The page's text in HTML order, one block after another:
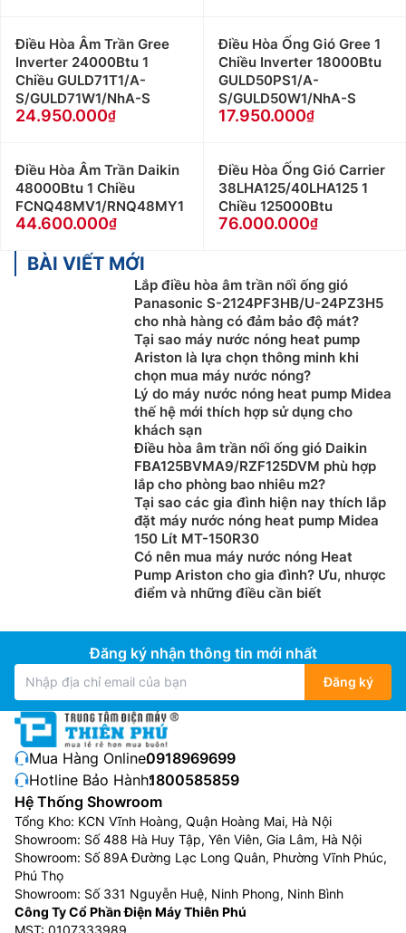
Điều Hòa Âm Trần Gree
Inverter 24000Btu 1
Chiều GULD71T1/A-
S/GULD71W1/NhA-S
24.950.000
Điều Hòa Ống Gió Gree 1
Chiều Inverter 18000Btu
GULD50PS1/A-
S/GULD50W1/NhA-S
17.950.000
Điều Hòa Âm Trần Daikin
48000Btu 1 Chiều
FCNQ48MV1/RNQ48MY1
44.600.000
Điều Hòa Ống Gió Carrier
38LHA125/40LHA125 1
Chiều 125000Btu
76.000.000
BÀI VIẾT MỚI
Lắp điều hòa âm trần nối ống gió
Panasonic S-2124PF3HB/U-24PZ3H5
cho nhà hàng có đảm bảo độ mát?
Tại sao máy nước nóng heat pump
Ariston là lựa chọn thông minh khi
chọn mua máy nước nóng?
Lý do máy nước nóng heat pump Midea
thế hệ mới thích hợp sử dụng cho
khách sạn
Điều hòa âm trần nối ống gió Daikin
FBA125BVMA9/RZF125DVM phù hợp
lắp cho phòng bao nhiêu m2?
Tại sao các gia đình hiện nay thích lắp
đặt máy nước nóng heat pump Midea
150 Lít MT-150R30
Có nên mua máy nước nóng Heat
Pump Ariston cho gia đình? Ưu, nhược
điểm và những điều cần biết
Đăng ký nhận thông tin mới nhất
Đăng ký
Mua Hàng Online:0918969699
Hotline Bảo Hành:1800585859
Hệ Thống Showroom
Tổng Kho: KCN Vĩnh Hoàng, Quận Hoàng Mai, Hà Nội
Showroom: Số 488 Hà Huy Tập, Yên Viên, Gia Lâm, Hà Nội
Showroom: Số 89A Đường Lạc Long Quân, Phường Vĩnh Phúc,
Phú Thọ
Showroom: Số 331 Nguyễn Huệ, Ninh Phong, Ninh Bình
Công Ty Cổ Phần Điện Máy Thiên Phú
MST: 0107333989